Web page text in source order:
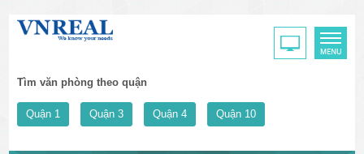
Tìm văn phòng theo quận
Quận 1 Quận 3 Quận 4 Quận 10